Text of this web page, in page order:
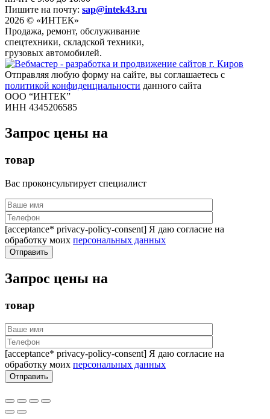
Пишите на почту: sap@intek43.ru
2026 © «ИНТЕК»
Продажа, ремонт, обслуживание
спецтехники, складской техники,
грузовых автомобилей.
Отправляя любую форму на сайте, вы соглашаетесь с
политикой конфиденциальности данного сайта
ООО “ИНТЕК”
ИНН 4345206585
Запрос цены на
товар
Вас проконсультирует специалист
[acceptance* privacy-policy-consent] Я даю согласие на
обработку моих персональных данных
Запрос цены на
товар
[acceptance* privacy-policy-consent] Я даю согласие на
обработку моих персональных данных